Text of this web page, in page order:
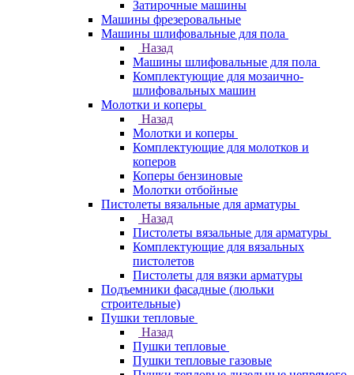
Затирочные машины
Машины фрезеровальные
Машины шлифовальные для пола
Назад
Машины шлифовальные для пола
Комплектующие для мозаично-
шлифовальных машин
Молотки и коперы
Назад
Молотки и коперы
Комплектующие для молотков и
коперов
Коперы бензиновые
Молотки отбойные
Пистолеты вязальные для арматуры
Назад
Пистолеты вязальные для арматуры
Комплектующие для вязальных
пистолетов
Пистолеты для вязки арматуры
Подъемники фасадные (люльки
строительные)
Пушки тепловые
Назад
Пушки тепловые
Пушки тепловые газовые